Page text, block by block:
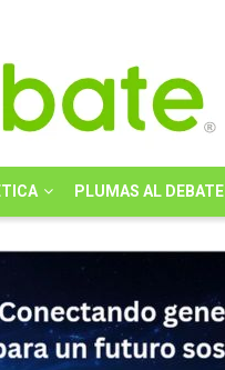
PLUMAS AL DEBATE